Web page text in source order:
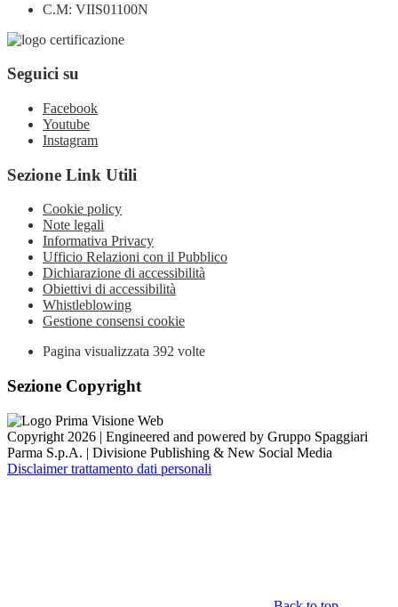
C.M: VIIS01100N
Seguici su
Facebook
Youtube
Instagram
Sezione Link Utili
Cookie policy
Note legali
Informativa Privacy
Ufficio Relazioni con il Pubblico
Dichiarazione di accessibilità
Obiettivi di accessibilità
Whistleblowing
Gestione consensi cookie
Pagina visualizzata 392 volte
Sezione Copyright
Copyright 2026 | Engineered and powered by Gruppo Spaggiari
Parma S.p.A. | Divisione Publishing & New Social Media
Disclaimer trattamento dati personali